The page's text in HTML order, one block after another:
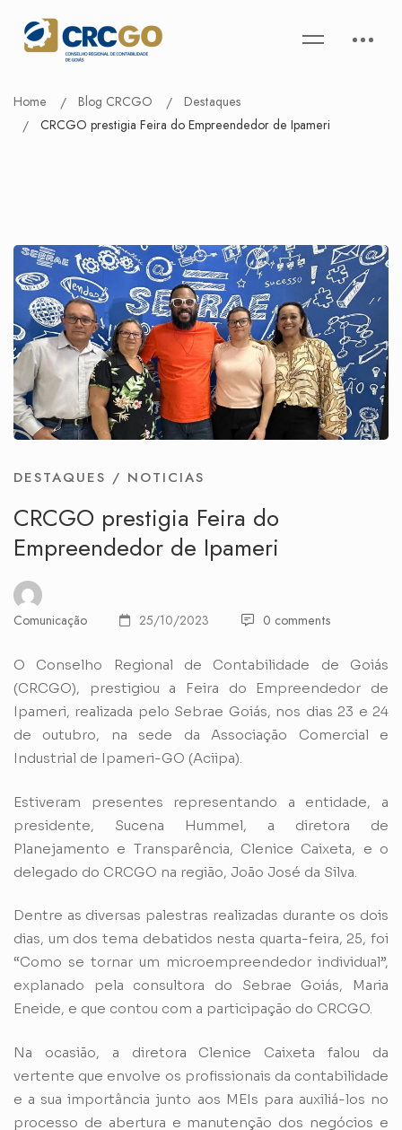
Home Blog CRCGO
Destaques
CRCGO prestigia Feira do Empreendedor de Ipameri
DESTAQUES / NOTICIAS
CRCGO prestigia Feira do
Empreendedor de Ipameri
Comunicação 25/10/2023 0 comments
O Conselho Regional de Contabilidade de Goiás
(CRCGO), prestigiou a Feira do Empreendedor de
Ipameri, realizada pelo Sebrae Goiás, nos dias 23 e 24
de outubro, na sede da Associação Comercial e
Industrial de Ipameri-GO (Aciipa).
Estiveram presentes representando a entidade, a
presidente, Sucena Hummel, a diretora de
Planejamento e Transparência, Clenice Caixeta, e o
delegado do CRCGO na região, João José da Silva.
Dentre as diversas palestras realizadas durante os dois
dias, um dos tema debatidos nesta quarta-feira, 25, foi
“Como se tornar um microempreendedor individual”,
explanado pela consultora do Sebrae Goiás, Maria
Eneide, e que contou com a participação do CRCGO.
Na ocasião, a diretora Clenice Caixeta falou da
vertente que envolve os profissionais da contabilidade
e a sua importância junto aos MEIs para auxiliá-los no
processo de abertura e manutenção dos negócios e